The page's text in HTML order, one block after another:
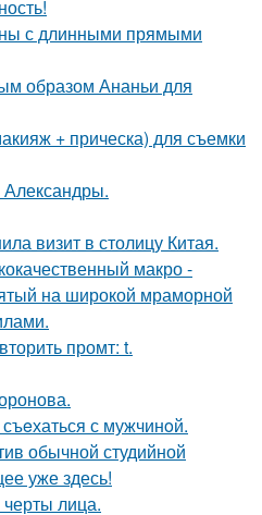
с длинными прямыми
образом Ананьи для
+ прическа) для съемки
визит в столицу Китая.
макро -
на широкой мраморной
промт: t.
с мужчинoй.
обычной студийной
уже здесь!
лица.